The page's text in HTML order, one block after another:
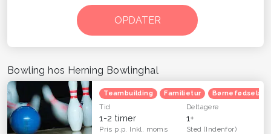
Bowling hos Herning Bowlinghal
Teambuilding Familietur
Tid
1-2 timer
Deltagere
1+
Pris p.p. Inkl. moms Sted(Indenfor)